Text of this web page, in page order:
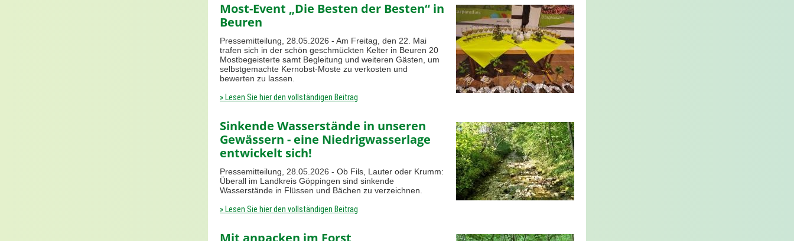
Most-Event „Die Besten der Besten“ in
Beuren
Pressemitteilung, 28.05.2026 - Am Freitag, den 22. Mai
trafen sich in der schön geschmückten Kelter in Beuren 20
Mostbegeisterte samt Begleitung und weiteren Gästen, um
selbstgemachte Kernobst-Moste zu verkosten und
bewerten zu lassen.
» Lesen Sie hier den vollständigen Beitrag
Sinkende Wasserstände in unseren
Gewässern - eine Niedrigwasserlage
entwickelt sich!
Pressemitteilung, 28.05.2026 - Ob Fils, Lauter oder Krumm:
Überall im Landkreis Göppingen sind sinkende
Wasserstände in Flüssen und Bächen zu verzeichnen.
» Lesen Sie hier den vollständigen Beitrag
Mit anpacken im Forst